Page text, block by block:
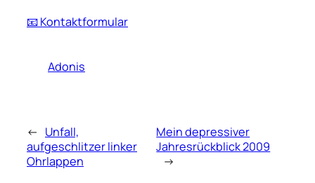
📧 Kontaktformular
Adonis
← Unfall,
aufgeschlitzer linker
Ohrlappen
Mein depressiver
Jahresrückblick 2009
→